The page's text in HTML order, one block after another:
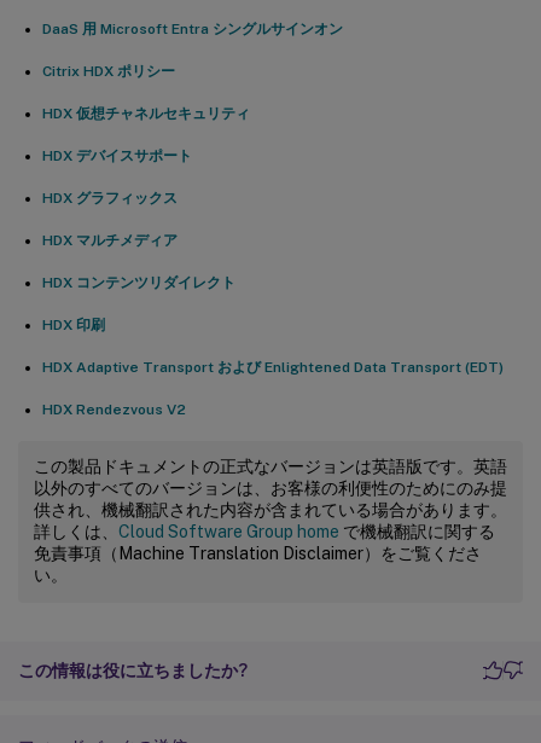
DaaS 用 Microsoft Entra シングルサインオン
Citrix HDX ポリシー
HDX 仮想チャネルセキュリティ
HDX デバイスサポート
HDX グラフィックス
HDX マルチメディア
HDX コンテンツリダイレクト
HDX 印刷
HDX Adaptive Transport および Enlightened Data Transport (EDT)
HDX Rendezvous V2
この製品ドキュメントの正式なバージョンは英語版です。英語
以外のすべてのバージョンは、お客様の利便性のためにのみ提
供され、機械翻訳された内容が含まれている場合があります。
詳しくは、 Cloud Software Group home で機械翻訳に関する
免責事項（Machine Translation Disclaimer）をご覧くださ
い。
この情報は役に立ちましたか?